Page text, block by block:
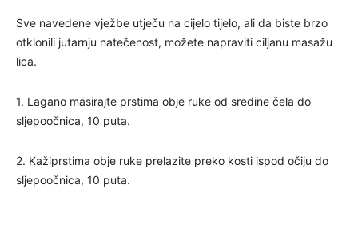
Sve navedene vježbe utječu na cijelo tijelo, ali da biste brzo
otklonili jutarnju natečenost, možete napraviti ciljanu masažu
lica.
1. Lagano masirajte prstima obje ruke od sredine čela do
sljepoočnica, 10 puta.
2. Kažiprstima obje ruke prelazite preko kosti ispod očiju do
sljepoočnica, 10 puta.